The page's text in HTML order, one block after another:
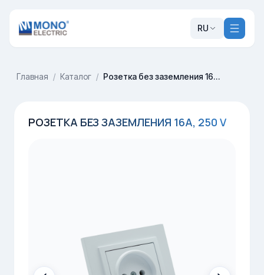
RU
Главная / Каталог / Розетка без заземления 16A, 250 V
РОЗЕТКА БЕЗ ЗАЗЕМЛЕНИЯ 16A, 250 V